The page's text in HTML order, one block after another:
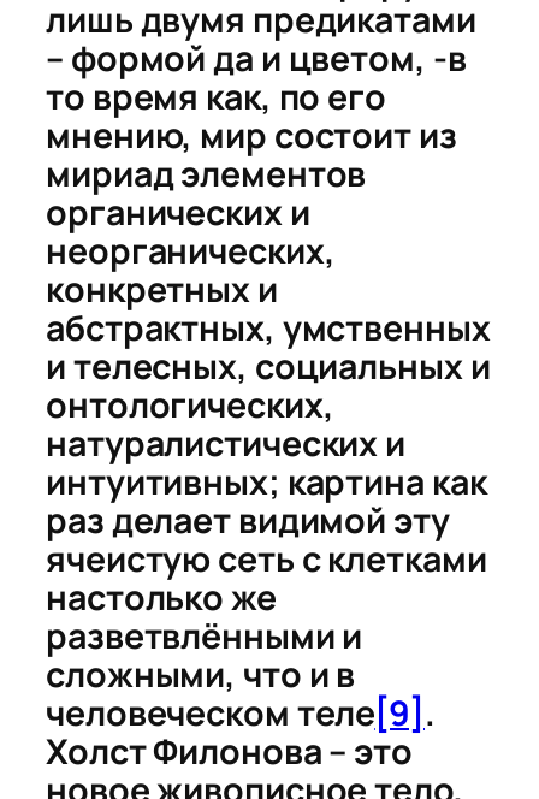
лишь двумя предикатами
– формой да и цветом, -в
то время как, по его
мнению, мир состоит из
мириад элементов
органических и
неорганических,
конкретных и
абстрактных, умственных
и телесных, социальных и
онтологических,
натуралистических и
интуитивных; картина как
раз делает видимой эту
ячеистую сеть с клетками
настолько же
разветвлёнными и
сложными, что и в
человеческом теле[9] .
Холст Филонова – это